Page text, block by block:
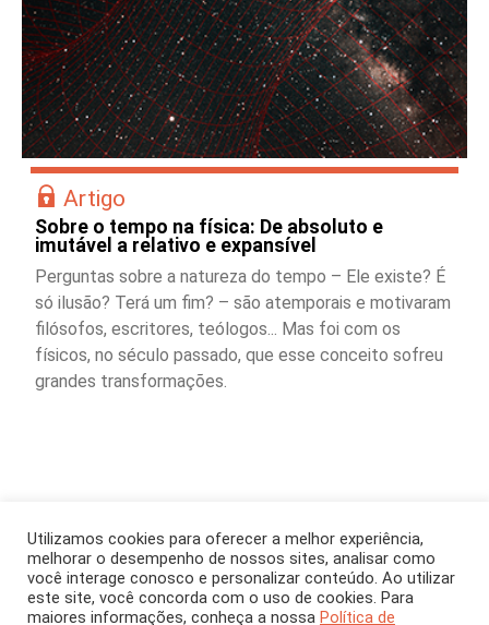
Artigo
Sobre o tempo na física: De absoluto e
imutável a relativo e expansível
Perguntas sobre a natureza do tempo – Ele existe? É
só ilusão? Terá um fim? – são atemporais e motivaram
filósofos, escritores, teólogos... Mas foi com os
físicos, no século passado, que esse conceito sofreu
grandes transformações.
Utilizamos cookies para oferecer a melhor experiência,
melhorar o desempenho de nossos sites, analisar como
você interage conosco e personalizar conteúdo. Ao utilizar
este site, você concorda com o uso de cookies. Para
maiores informações, conheça a nossa Política de